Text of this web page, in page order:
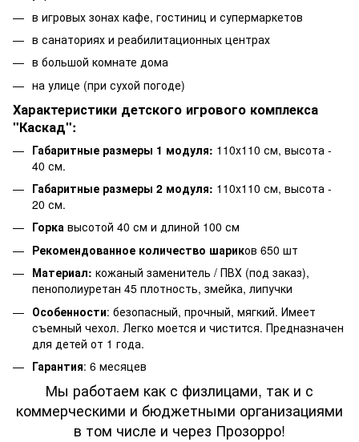
в игровых зонах кафе, гостиниц и супермаркетов
в санаториях и реабилитационных центрах
в большой комнате дома
на улице (при сухой погоде)
Характеристики детского игрового комплекса
"Каскад":
Габаритные размеры 1 модуля: 110х110 см, высота -
40 см.
Габаритные размеры 2 модуля: 110х110 см, высота -
20 см.
Горка высотой 40 см и длиной 100 см
Рекомендованное количество шариков 650 шт
Материал: кожаный заменитель / ПВХ (под заказ),
пенополиуретан 45 плотность, змейка, липучки
Особенности: безопасный, прочный, мягкий. Имеет
съемный чехол. Легко моется и чистится. Предназначен
для детей от 1 года.
Гарантия: 6 месяцев
Мы работаем как с физлицами, так и с
коммерческими и бюджетными организациями
в том числе и через Прозорро!